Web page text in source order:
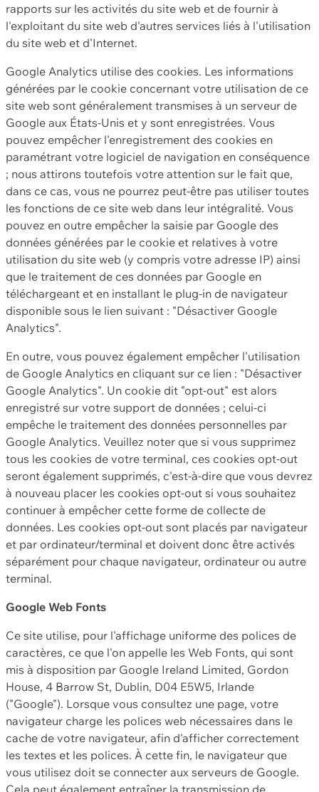
rapports sur les activités du site web et de fournir à
l'exploitant du site web d'autres services liés à l'utilisation
du site web et d'Internet.
Google Analytics utilise des cookies. Les informations
générées par le cookie concernant votre utilisation de ce
site web sont généralement transmises à un serveur de
Google aux États-Unis et y sont enregistrées. Vous
pouvez empêcher l'enregistrement des cookies en
paramétrant votre logiciel de navigation en conséquence
; nous attirons toutefois votre attention sur le fait que,
dans ce cas, vous ne pourrez peut-être pas utiliser toutes
les fonctions de ce site web dans leur intégralité. Vous
pouvez en outre empêcher la saisie par Google des
données générées par le cookie et relatives à votre
utilisation du site web (y compris votre adresse IP) ainsi
que le traitement de ces données par Google en
téléchargeant et en installant le plug-in de navigateur
disponible sous le lien suivant : "Désactiver Google
Analytics".
En outre, vous pouvez également empêcher l'utilisation
de Google Analytics en cliquant sur ce lien : "Désactiver
Google Analytics". Un cookie dit "opt-out" est alors
enregistré sur votre support de données ; celui-ci
empêche le traitement des données personnelles par
Google Analytics. Veuillez noter que si vous supprimez
tous les cookies de votre terminal, ces cookies opt-out
seront également supprimés, c'est-à-dire que vous devrez
à nouveau placer les cookies opt-out si vous souhaitez
continuer à empêcher cette forme de collecte de
données. Les cookies opt-out sont placés par navigateur
et par ordinateur/terminal et doivent donc être activés
séparément pour chaque navigateur, ordinateur ou autre
terminal.
Google Web Fonts
Ce site utilise, pour l'affichage uniforme des polices de
caractères, ce que l'on appelle les Web Fonts, qui sont
mis à disposition par Google Ireland Limited, Gordon
House, 4 Barrow St, Dublin, D04 E5W5, Irlande
("Google"). Lorsque vous consultez une page, votre
navigateur charge les polices web nécessaires dans le
cache de votre navigateur, afin d'afficher correctement
les textes et les polices. À cette fin, le navigateur que
vous utilisez doit se connecter aux serveurs de Google.